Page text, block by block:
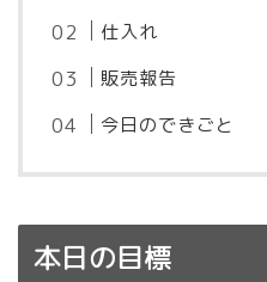
仕入れ
販売報告
今日のできごと
本日の目標